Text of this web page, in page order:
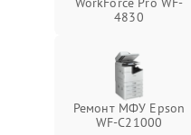
4830
Ремонт МФУ Epson
WF-C21000